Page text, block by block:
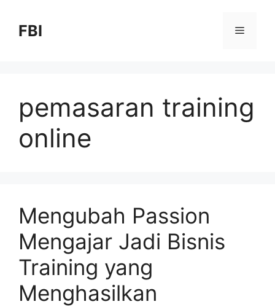
FBI
pemasaran training
online
Mengubah Passion
Mengajar Jadi Bisnis
Training yang
Menghasilkan